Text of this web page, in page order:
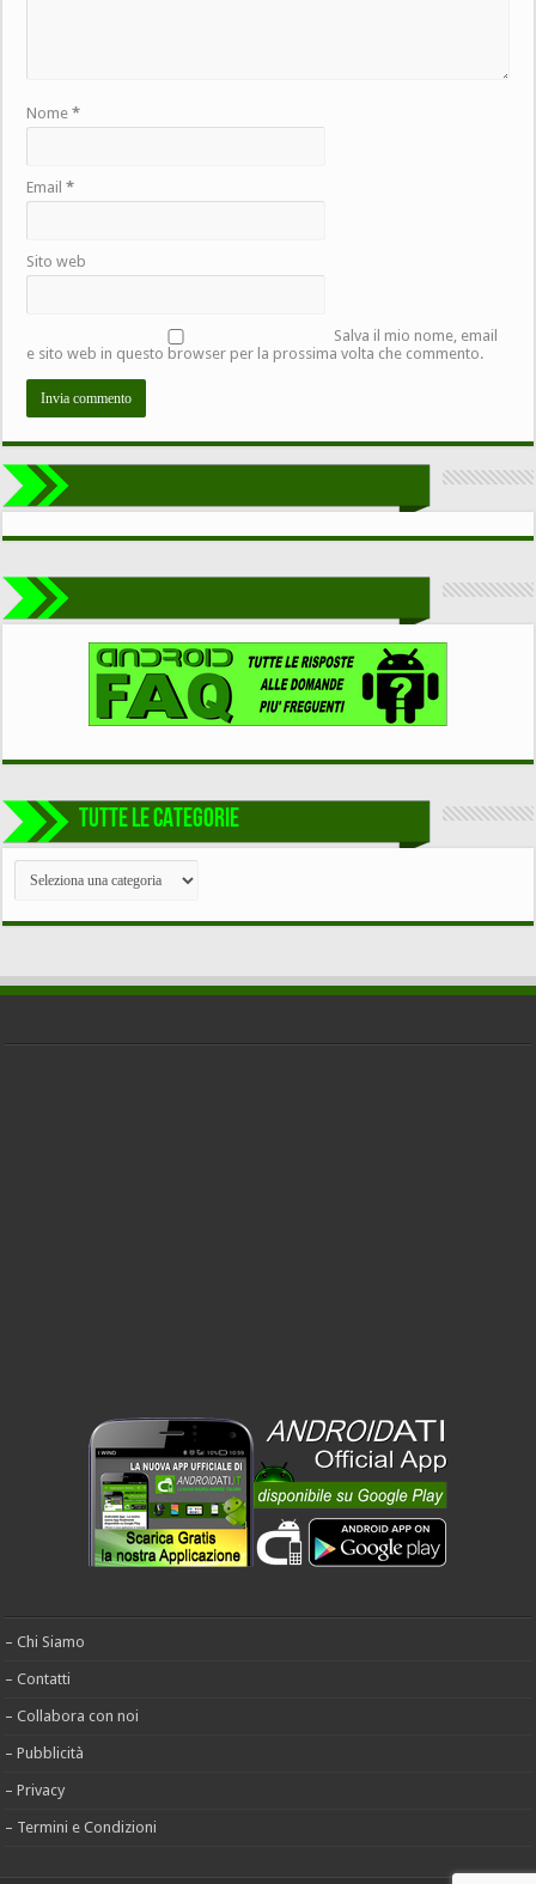
Nome*
Email*
Sito web
Salva il mio nome, email
e sito web in questo browser per la prossima volta che commento.
TUTTE LE CATEGORIE
TUTTE
CATEGORIE
– Chi Siamo
– Contatti
– Collabora con noi
– Pubblicità
– Privacy
– Termini e Condizioni